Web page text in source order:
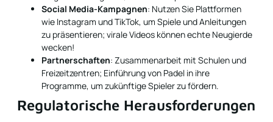
Social Media-Kampagnen: Nutzen Sie Plattformen
wie Instagram und TikTok, um Spiele und Anleitungen
zu präsentieren; virale Videos können echte Neugierde
wecken!
Partnerschaften: Zusammenarbeit mit Schulen und
Freizeitzentren; Einführung von Padel in ihre
Programme, um zukünftige Spieler zu fördern.
Regulatorische Herausforderungen